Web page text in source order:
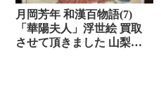
月岡芳年 和漢百物語(7)
「華陽夫人」浮世絵 買取
させて頂きました 山梨市